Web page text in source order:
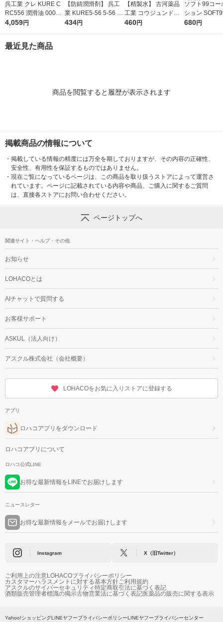
呉工業 クレ KURE C
RC556 潤滑油 00000
49328530 1セット(70
4,059円
【防錆潤滑剤】 呉工
業 KURE5-56 5-56 32
0ml 1004 1本
434円
【精製水】 古河薬品
工業 コウジュンドセ
イセイスイ2L 02-101
460円
ソフト99コー
ション
レーシンナー
680円
最近見た商品
商品を閲覧すると履歴が表示されます
掲載商品の情報について
・ 掲載している情報の精度には万全を期しておりますが、その内容の正確性、
安全性、有用性を保証するものではありません。
・ 現在ご覧になっているページは、この商品を取り扱うストアによって運営さ
れています。ページに記載されている内容や商品、ご購入に関するご質問
は、直接各ストアにお問い合わせください。
ページトップへ
関連サイト・ヘルプ・その他
お知らせ
LOHACOとは
AIチャットで質問する
お客様サポート
ASKUL（法人向け）
アスクル株式会社（会社概要）
LOHACOをお気に入りストアに登録する
アプリ
ロハコアプリをダウンロード
ロハコアプリについて
ロハコ公式LINE
お得な最新情報をLINEでお届けします
ニュースレター
お得な最新情報をメールでお届けします
Instagram X（旧Twitter）
ご利用上の注意LOHACOプライバシーポリシー
カスタマーハラスメントに対する基本方針ご利用規約
アスクルのサイバーセキュリティ特定商取引法に基づく表記
酒類販売管理者標識の掲示古物営業法に基づく表記医薬品の販売に関する表示
Yahoo!ショッピングLINEヤフープライバシーポリシーLINEヤフープライバシーセンター